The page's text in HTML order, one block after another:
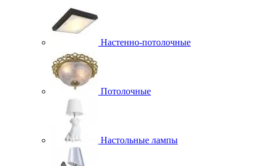
Настенно-потолочные
Потолочные
Настольные лампы